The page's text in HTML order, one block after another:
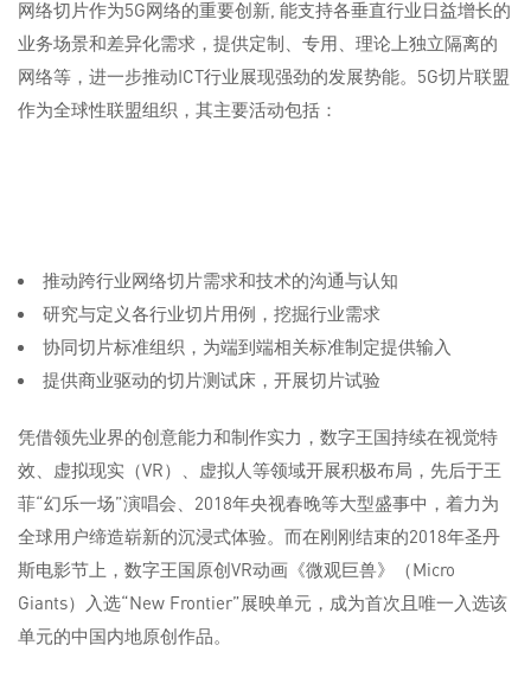
网络切片作为5G网络的重要创新, 能支持各垂直行业日益增长的
业务场景和差异化需求，提供定制、专用、理论上独立隔离的
网络等，进一步推动ICT行业展现强劲的发展势能。5G切片联盟
作为全球性联盟组织，其主要活动包括：
推动跨行业网络切片需求和技术的沟通与认知
研究与定义各行业切片用例，挖掘行业需求
协同切片标准组织，为端到端相关标准制定提供输入
提供商业驱动的切片测试床，开展切片试验
凭借领先业界的创意能力和制作实力，数字王国持续在视觉特
效、虚拟现实（VR）、虚拟人等领域开展积极布局，先后于王
菲“幻乐一场”演唱会、2018年央视春晚等大型盛事中，着力为
全球用户缔造崭新的沉浸式体验。而在刚刚结束的2018年圣丹
斯电影节上，数字王国原创VR动画《微观巨兽》（Micro
Giants）入选“New Frontier”展映单元，成为首次且唯一入选该
单元的中国内地原创作品。